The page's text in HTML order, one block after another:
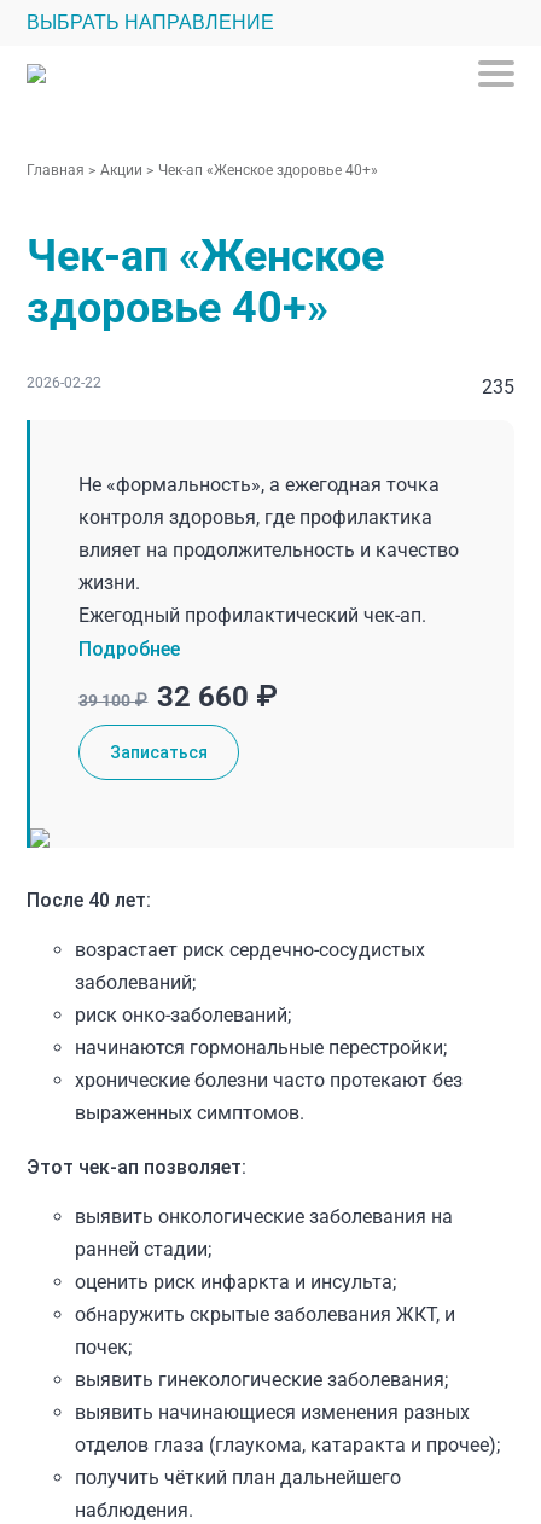
ВЫБРАТЬ НАПРАВЛЕНИЕ
Главная > Акции > Чек-ап «Женское здоровье 40+»
Чек-ап «Женское
здоровье 40+»
2026-02-22 235
Не «формальность», а ежегодная точка
контроля здоровья, где профилактика
влияет на продолжительность и качество
жизни.
Ежегодный профилактический чек-ап.
Подробнее
39 100 ₽ 32 660 ₽
Записаться
После 40 лет:
возрастает риск сердечно-сосудистых
заболеваний;
риск онко-заболеваний;
начинаются гормональные перестройки;
хронические болезни часто протекают без
выраженных симптомов.
Этот чек-ап позволяет:
выявить онкологические заболевания на
ранней стадии;
оценить риск инфаркта и инсульта;
обнаружить скрытые заболевания ЖКТ, и
почек;
выявить гинекологические заболевания;
выявить начинающиеся изменения разных
отделов глаза (глаукома, катаракта и прочее);
получить чёткий план дальнейшего
наблюдения.